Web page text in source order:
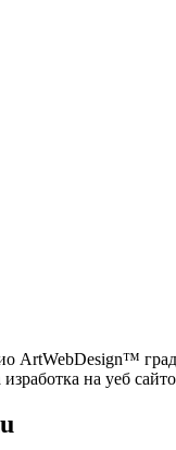
ArtWebDesign™
на уеб